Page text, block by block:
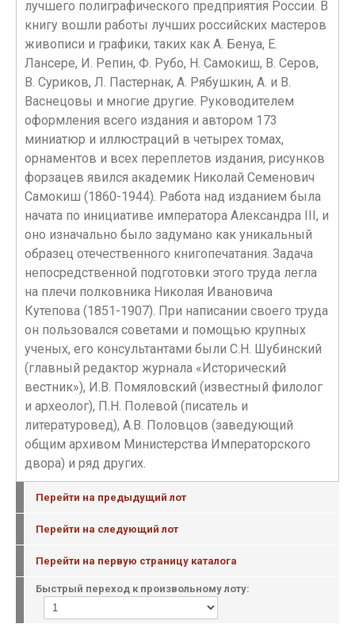
лучшего полиграфического предприятия России. В
книгу вошли работы лучших российских мастеров
живописи и графики, таких как А. Бенуа, Е.
Лансере, И. Репин, Ф. Рубо, Н. Самокиш, В. Серов,
В. Суриков, Л. Пастернак, А. Рябушкин, А. и В.
Васнецовы и многие другие. Руководителем
оформления всего издания и автором 173
миниатюр и иллюстраций в четырех томах,
орнаментов и всех переплетов издания, рисунков
форзацев явился академик Николай Семенович
Самокиш (1860-1944). Работа над изданием была
начата по инициативе императора Александра III, и
оно изначально было задумано как уникальный
образец отечественного книгопечатания. Задача
непосредственной подготовки этого труда легла
на плечи полковника Николая Ивановича
Кутепова (1851-1907). При написании своего труда
он пользовался советами и помощью крупных
ученых, его консультантами были С.Н. Шубинский
(главный редактор журнала «Исторический
вестник»), И.В. Помяловский (известный филолог
и археолог), П.Н. Полевой (писатель и
литературовед), А.В. Половцов (заведующий
общим архивом Министерства Императорского
двора) и ряд других.
Перейти на предыдущий лот
Перейти на следующий лот
Перейти на первую страницу каталога
Быстрый переход к произвольному лоту: